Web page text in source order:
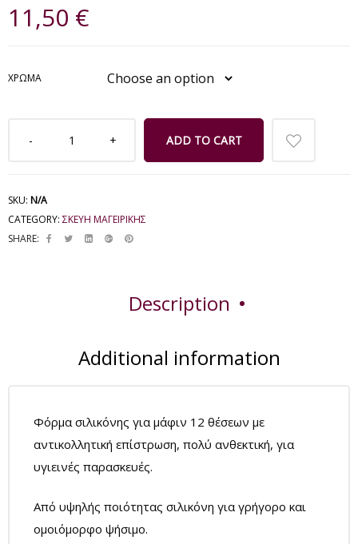
11,50 €
ΧΡΏΜΑ
ADD TO CART
SKU: N/A
CATEGORY: ΣΚΕΥΗ ΜΑΓΕΙΡΙΚΗΣ
SHARE:
Description
Additional information
Φόρμα σιλικόνης για μάφιν 12 θέσεων με
αντικολλητική επίστρωση, πολύ ανθεκτική, για
υγιεινές παρασκευές.
Από υψηλής ποιότητας σιλικόνη για γρήγορο και
ομοιόμορφο ψήσιμο.